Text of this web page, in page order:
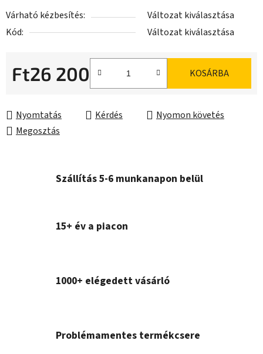
Várható kézbesítés:
Változat kiválasztása
Kód:
Változat kiválasztása
Ft26 200 KOSÁRBA
Nyomtatás Kérdés
Nyomon követés
Megosztás
Szállítás 5-6 munkanapon belül
15+ év a piacon
1000+ elégedett vásárló
Problémamentes termékcsere